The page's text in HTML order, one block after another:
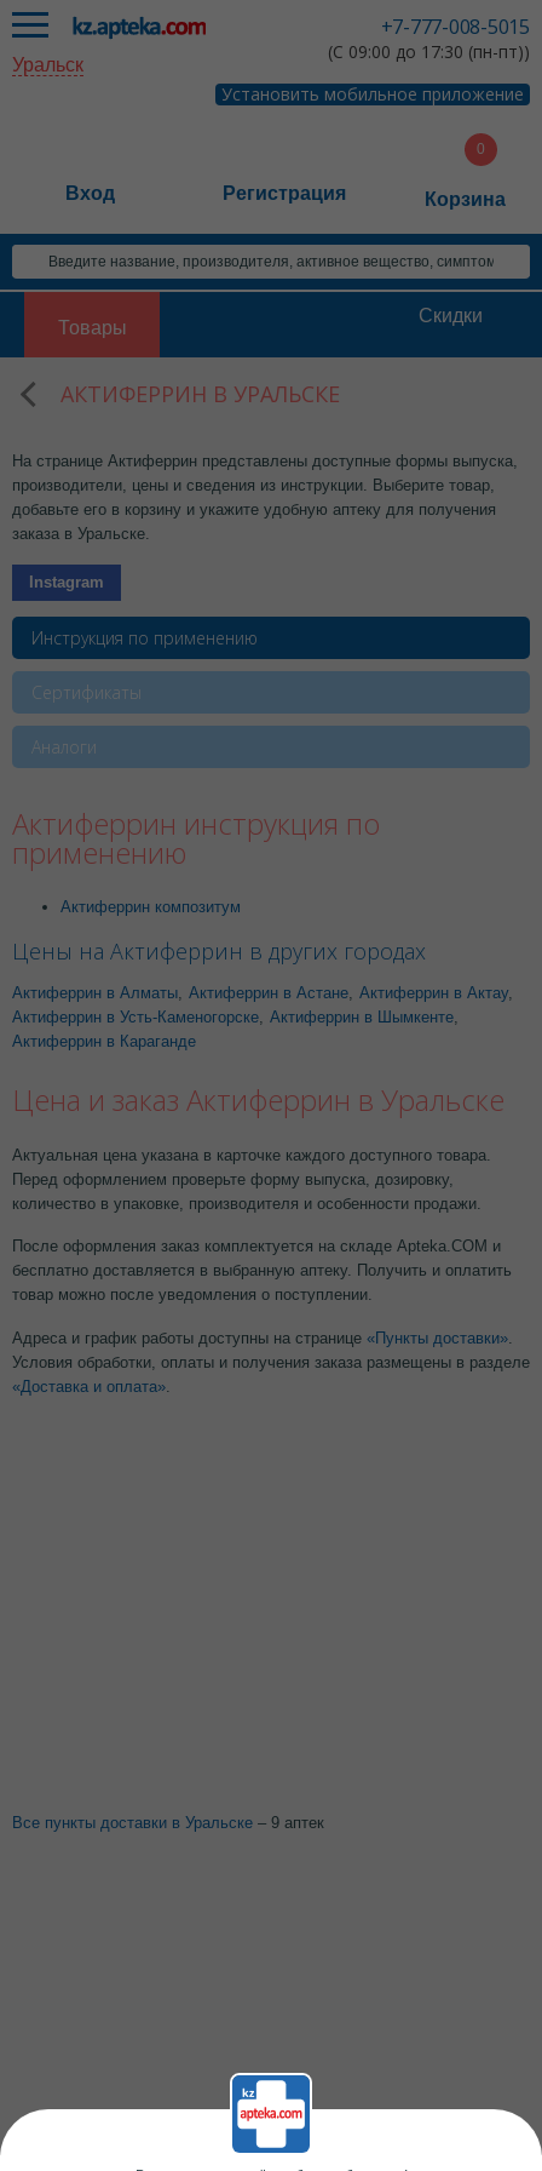
+7-777-008-5015
(С 09:00 до 17:30 (пн-пт))
Установить мобильное приложение
Уральск
Вход Регистрация Корзина
Товары
Скидки
АКТИФЕРРИН В УРАЛЬСКЕ
На странице Актиферрин представлены доступные формы выпуска,
производители, цены и сведения из инструкции. Выберите товар,
добавьте его в корзину и укажите удобную аптеку для получения
заказа в Уральске.
Instagram
Инструкция по применению
Сертификаты
Аналоги
Актиферрин инструкция по
применению
Актиферрин композитум
Цены на Актиферрин в других городах
Актиферрин в Алматы Актиферрин в Астане Актиферрин в Актау,
Актиферрин в Усть-Каменогорске Актиферрин в Шымкенте
Актиферрин в Караганде
Цена и заказ Актиферрин в Уральске
Актуальная цена указана в карточке каждого доступного товара.
Перед оформлением проверьте форму выпуска, дозировку,
количество в упаковке, производителя и особенности продажи.
После оформления заказ комплектуется на складе Apteka.COM и
бесплатно доставляется в выбранную аптеку. Получить и оплатить
товар можно после уведомления о поступлении.
Адреса и график работы доступны на странице «Пункты доставки»
Условия обработки, оплаты и получения заказа размещены в разделе
«Доставка и оплата»
Все пункты доставки в Уральске – 9 аптек